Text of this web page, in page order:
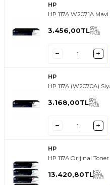
HP
HP 117A W2071A
3.456,00TLKDV
DAHİL
FİYATI
HP
HP 117A (W2070A)
3.168,00TLKDV
DAHİL
FİYATI
HP
HP 117A Orijinal
13.420,80TLKDV
DAHİL
FİYATI